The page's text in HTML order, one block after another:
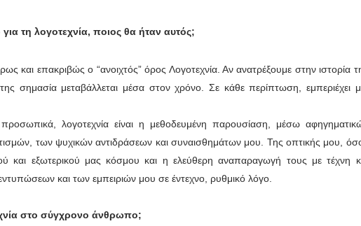
τη λογοτεχνία, ποιος θα ήταν αυτός;
και επακριβώς ο “ανοιχτός” όρος Λογοτεχνία. Αν ανατρέξουμε στην ιστορία
σημασία μεταβάλλεται μέσα στον χρόνο. Σε κάθε περίπτωση, εμπεριέχει
λογοτεχνία είναι η μεθοδευμένη παρουσίαση, μέσω
των ψυχικών αντιδράσεων και συναισθημάτων μου. Της οπτικής μου,
και εξωτερικού μας κόσμου και η ελεύθερη αναπαραγωγή τους με τέχνη
και των εμπειριών μου σε έντεχνο, ρυθμικό λόγο.
στο σύγχρονο άνθρωπο;